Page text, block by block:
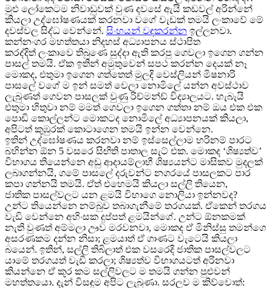
මුළු ලෝකෙටම නිවාඩුවක් වුණ දවසේ ඇයි කඩවල් අරින්නේ
කියලා උද්ඝෝෂණයක් කරනවා වගේ වැඩක් තමයි ලංකාවේ මේ
දවස්වල සිද්ධ වෙන්නේ. සිංහයන් වඳකරන්න ඉල්ලනවා.
කන්නංගර මහත්තයා නිදහස් අධ්‍යාපනය ස්ථාපිත
කරද්දිත් ලංකාවෙ තිබුණෙ සුද්දා ඇති කරපු ගෙවලා ඉගෙන ගන්න
පාසල් තමයි. ඒක ඉතින් අමුතුවෙන් සපථ කරන්න දෙයක් නෑ
මොකද, එතුමා ඉගෙන ගත්තෙත් මුලදි වෙස්ලියන් මිෂනාරි
පාසලේ වගේ ම ඉන් සමත් වෙලා නොමිලේ යන්න අවස්ථාව
ලැබුණත් ගෙවන පාසලක් වුණු රිච්මන්ඩ් විද්‍යාලයට. හැබැයි
එතුමා හිතුවා නම් මමත් ගෙවලා ඉගෙන ගත්තා නම් ඔය එක එක
පොඩි කොල්ලන්ට මොකටද නොමිලේ අධ්‍යාපනයක් කියලා,
අපිටත් කුඹුරක් කොටාගෙන තමයි ඉන්න වෙන්නෙ.
ඉතින් උද්ඝෝෂණය කරනවා නම් ඉස්සෙල්ලාම හරිනම් පාරට
බහින්න ඕන 5 වසරෙ සිඟිති පාතාල සැට් එක. මොකද ‘ශිෂ්‍යත්ව’
විභාගය තියෙන්නෙ අඩු ආදායම්ලාභී ශිෂ්‍යයන්ට මාසිකව මුදලක්
ලබාගන්නයි, ගමේ පාසලේ දරුවන්ට නගරයේ පාසලකට පාර
කපා ගන්නයි තමයි. ඒත් එහෙමයි කියලා සල්ලි තියෙන,
ජාතික පාසල්වලට යන ළමයි විභාගෙ නොලියා ඉන්නවද?
උන්ට තියෙන්නෙ නම්බුව තබාගැනීමේ තරගයක්. ඒකෙන් තරගය
වැඩි වෙන්නෙ අහිංසක දුප්පත් ළමයින්ගේ. උන්ට ඕනකමක්
නැති වුණත් අම්මලා ඌව මරවනවා, මොකද ඒ මිනිස්සු තමන්ගෙ
අසරණකම දන්න නිසා; ළමයාත් ඒ ගාණට වැටෙයි කියලා
බයෙන්. ඉතින්, සල්ලි තිබිලාත් එක වසරෙදි ජාතික පාසල්වලට
යාමේ තරගයත් වැඩි කරලා; ශිෂ්‍යත්ව විභාගයටත් අරිනවා
කියන්නෙ ඒ කූර කම සල්ලිවලට ම තමයි ගන්න පුළුවන්
මහත්තයො. දැන් විසඳුම අපිට ලැබුණා. සරලව ම කිව්වොත්: